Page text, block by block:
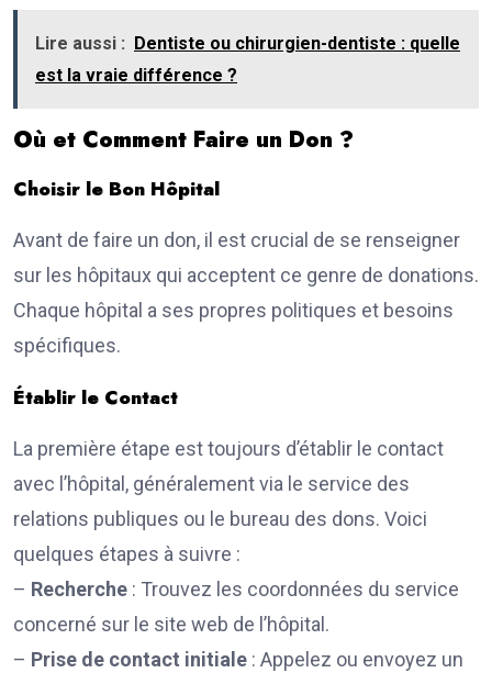
Lire aussi :
Dentiste ou chirurgien-dentiste : quelle
est la vraie différence ?
Où et Comment Faire un Don ?
Choisir le Bon Hôpital
Avant de faire un don, il est crucial de se renseigner
sur les hôpitaux qui acceptent ce genre de donations.
Chaque hôpital a ses propres politiques et besoins
spécifiques.
Établir le Contact
La première étape est toujours d’établir le contact
avec l’hôpital, généralement via le service des
relations publiques ou le bureau des dons. Voici
quelques étapes à suivre :
– Recherche : Trouvez les coordonnées du service
concerné sur le site web de l’hôpital.
– Prise de contact initiale : Appelez ou envoyez un